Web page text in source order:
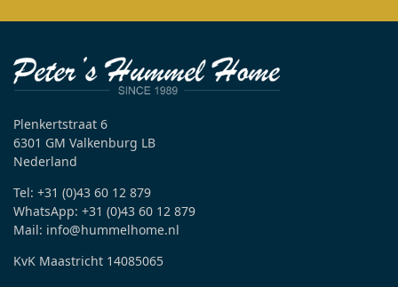
Plenkertstraat 6
6301 GM Valkenburg LB
Nederland
Tel: +31 (0)43 60 12 879
WhatsApp: +31 (0)43 60 12 879
Mail: info@hummelhome.nl
KvK Maastricht 14085065